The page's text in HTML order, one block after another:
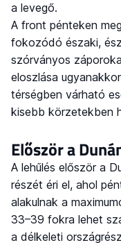
a levegő.
A front pénteken
fokozódó északi,
szórványos
eloszlása
térségben várható
kisebb körzetekben
Először a
A lehűlés először a
részét éri el, ahol
alakulnak a
33–39 fokra lehet
a délkeleti